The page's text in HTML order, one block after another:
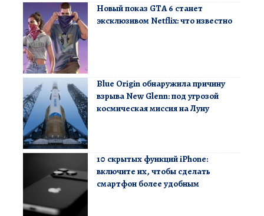
Новый показ GTA 6 станет
эксклюзивом Netflix: что известно
Blue Origin обнаружила причину
взрыва New Glenn: под угрозой
космическая миссия на Луну
10 скрытых функций iPhone:
включите их, чтобы сделать
смартфон более удобным